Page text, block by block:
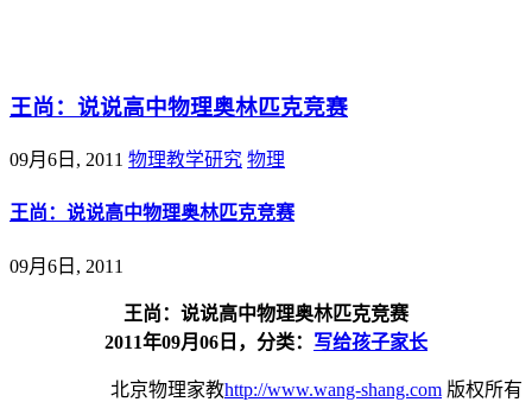
王尚：说说高中物理奥林匹克竞赛
09月6日, 2011 物理教学研究 物理
王尚：说说高中物理奥林匹克竞赛
09月6日, 2011
王尚：说说高中物理奥林匹克竞赛
2011年09月06日，分类： 写给孩子家长
北京物理家教http://www.wang-shang.com 版权所有